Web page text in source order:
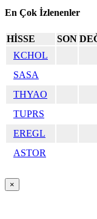
En Çok İzlenenler
HİSSE SON
KCHOL
SASA
THYAO
TUPRS
EREGL
ASTOR
×